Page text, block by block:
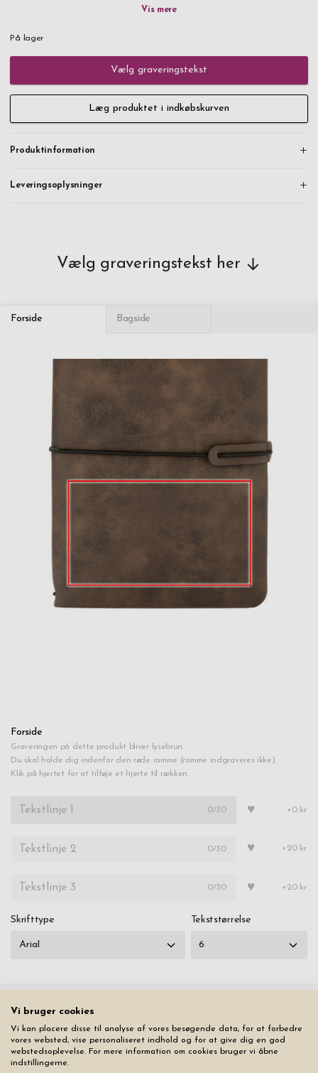
På lager
Vælg graveringstekst
Læg produktet i indkøbskurven
Produktinformation
Leveringsoplysninger
Vælg graveringstekst her
Forside Bagside
Forside
Graveringen på dette produkt bliver lysebrun.
Du skal holde dig indenfor den røde ramme (ramme indgraveres ikke).
Klik på hjertet for at tilføje et hjerte til rækken.
0/30 ♥ +0 kr
0/30 ♥ +20 kr
0/30 ♥ +20 kr
Skrifttype Tekststørrelse
Nulstil alle faner
299,00 kr
Vi bruger cookies
Vi kan placere disse til analyse af vores besøgende data, for at forbedre
vores websted, vise personaliseret indhold og for at give dig en god
webstedsoplevelse. For mere information om cookies bruger vi åbne
indstillingerne.